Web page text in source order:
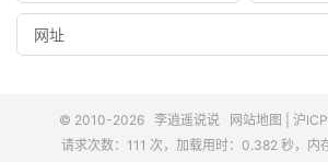
© 2010-2026 李逍遥说说 网站地图
沪
请求次数：111 次，加载用时：0.382 秒，内